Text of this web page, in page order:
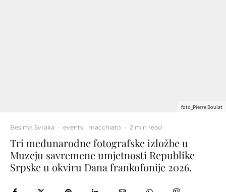
foto_Pierre Boulat
Besima Svraka · events macchiato · 2 min read
Tri međunarodne fotografske izložbe u
Muzeju savremene umjetnosti Republike
Srpske u okviru Dana frankofonije 2026.